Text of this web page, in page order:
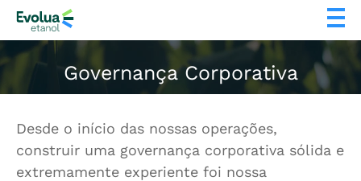
Governança Corporativa
Desde o início das nossas operações,
construir uma governança corporativa sólida e
extremamente experiente foi nossa